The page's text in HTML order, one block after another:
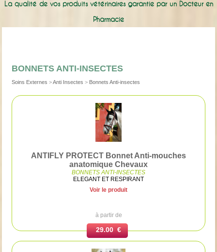
La qualité de vos produits vétérinaires garantie par un Docteur en
Pharmacie
BONNETS ANTI-INSECTES
Soins Externes > Anti Insectes > Bonnets Anti-insectes
ANTIFLY PROTECT Bonnet Anti-mouches
anatomique Chevaux
BONNETS ANTI-INSECTES
ELEGANT ET RESPIRANT
Voir le produit
à partir de
29.00 €